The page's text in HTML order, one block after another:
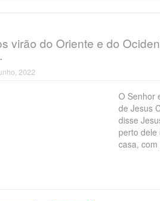
virão do Oriente e do
2022
O Senhor
de Jesus
disse
perto dele
casa,